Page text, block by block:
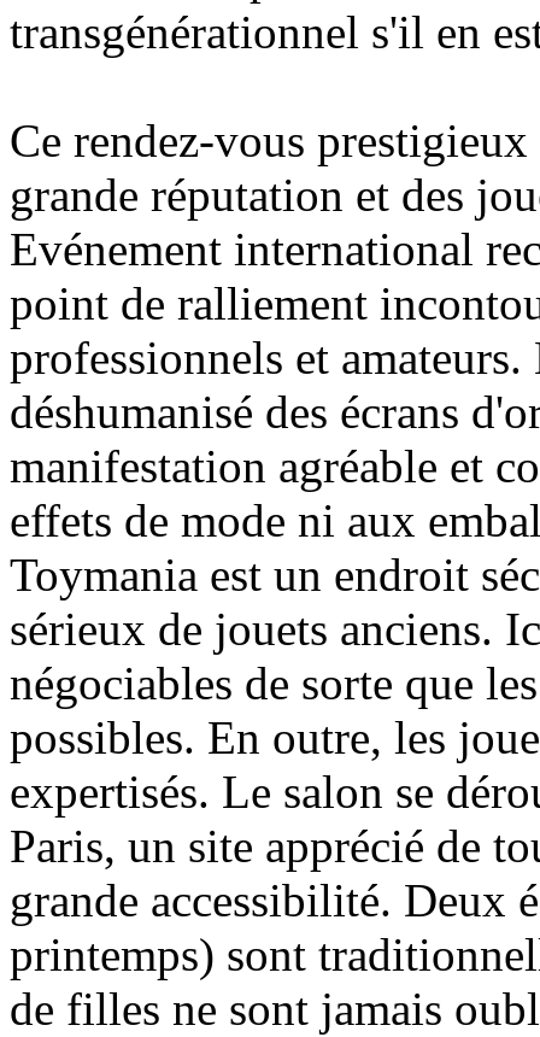
transgénérationnel s'il en
Ce rendez-vous
grande réputation et des
Evénement international
point de ralliement
professionnels et
déshumanisé des écrans
manifestation agréable et
effets de mode ni aux
Toymania est un endroit
sérieux de jouets anciens.
négociables de sorte que
possibles. En outre, les
expertisés. Le salon se
Paris, un site apprécié de
grande accessibilité. Deux
printemps) sont
de filles ne sont jamais